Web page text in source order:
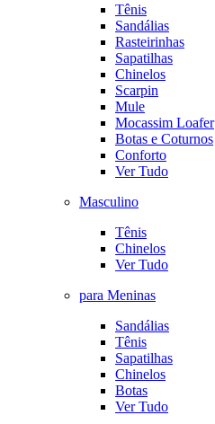
Tênis
Sandálias
Rasteirinhas
Sapatilhas
Chinelos
Scarpin
Mule
Mocassim Loafer
Botas e Coturnos
Conforto
Ver Tudo
Masculino
Tênis
Chinelos
Ver Tudo
para Meninas
Sandálias
Tênis
Sapatilhas
Chinelos
Botas
Ver Tudo